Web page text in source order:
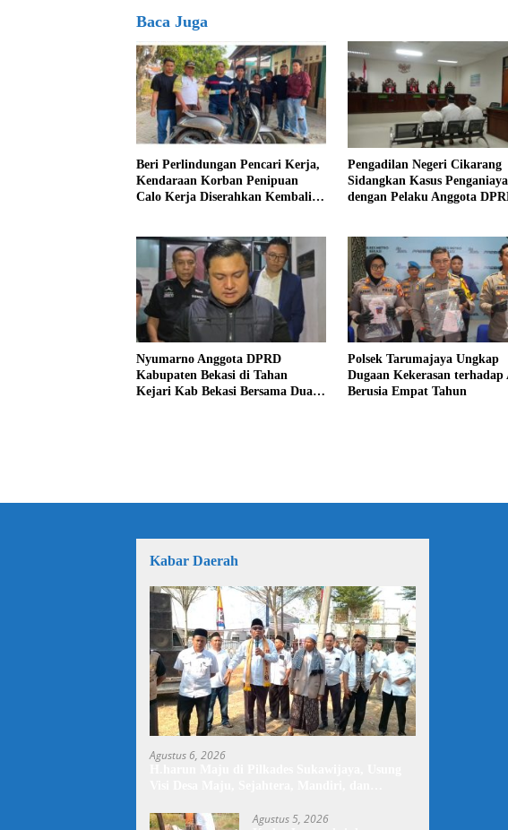
Baca Juga
Beri Perlindungan Pencari Kerja,
Kendaraan Korban Penipuan
Calo Kerja Diserahkan Kembali
Pengadilan Negeri Cikarang
Sidangkan Kasus
dengan Pelaku Anggota
Nyumarno Anggota DPRD
Kabupaten Bekasi di Tahan
Kejari Kab Bekasi Bersama Dua
Polsek Tarumajaya Ungkap
Dugaan Kekerasan terhadap
Berusia Empat Tahun
Kabar Daerah
Agustus 6, 2026
Agustus 5, 2026